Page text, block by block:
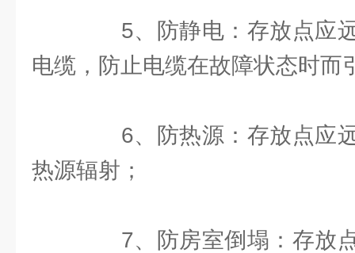
5、防静电：存放点应远
电缆，防止电缆在故障状态时而
6、防热源：存放点应远
热源辐射；
7、防房室倒塌：存放点